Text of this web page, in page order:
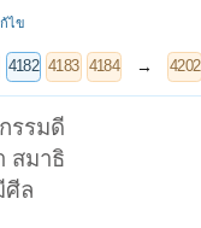
ไข
รรมดี
สมาธิ
ศีล